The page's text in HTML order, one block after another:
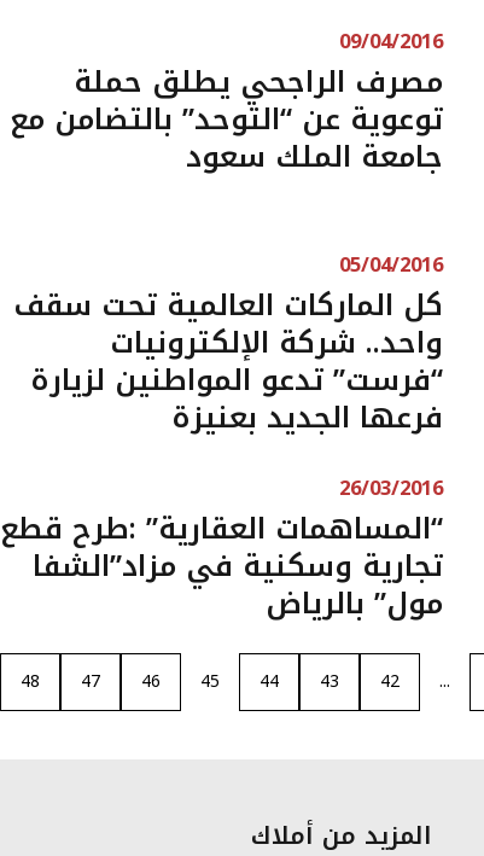
09/04/2016
مصرف الراجحي يطلق حملة
توعوية عن “التوحد” بالتضامن مع
جامعة الملك سعود
05/04/2016
كل الماركات العالمية تحت سقف
واحد.. شركة الإلكترونيات
“فرست” تدعو المواطنين لزيارة
فرعها الجديد بعنيزة
26/03/2016
“المساهمات العقارية” :طرح قطع
تجارية وسكنية في مزاد”الشفا
مول” بالرياض
...
42
43
44
45
46
47
48
المزيد من أملاك